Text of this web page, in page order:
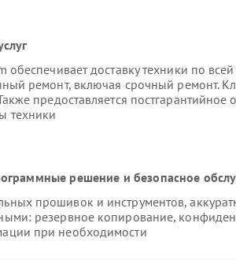
доставку техники по
ремонт, включая срочный ремонт.
предоставляется постгарантийное
техники
решение и безопасное
прошивок и инструментов,
резервное копирование,
при необходимости